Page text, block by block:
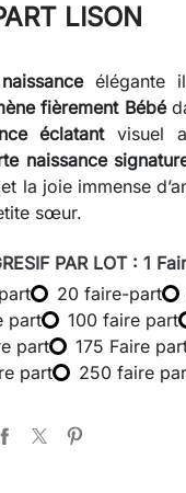
LISON
élégante
fièrement Bébé
éclatantvisuel
naissance
la joie immense
sœur.
PAR LOT : 1
20 faire-part
part
100 faire part
part
175 Faire
part
250 faire